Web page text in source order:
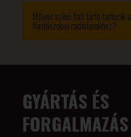
Milyen színű fali tartó tartozik a
fürdőszobai radiátorokhoz?
GYÁRTÁS ÉS
FORGALMAZÁS